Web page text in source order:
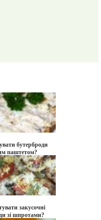
бутерброди
паштетом?
закусочні
зі шпротами?